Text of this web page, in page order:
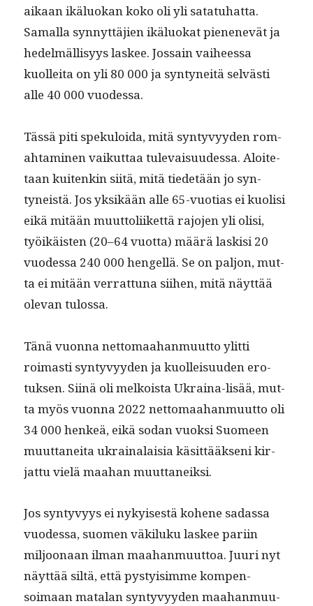
aikaan ikälu­okan koko oli yli satatuhat­ta.
Samal­la syn­nyt­täjien ikälu­okat pienenevät ja
hedelmäl­lisyys las­kee. Jos­sain vai­heessa
kuollei­ta on yli 80 000 ja syn­tyneitä selvästi
alle 40 000 vuodessa.
Tässä piti speku­loi­da, mitä syn­tyvyy­den rom­
ah­t­a­mi­nen vaikut­taa tule­vaisu­udessa. Aloite­
taan kuitenkin siitä, mitä tiede­tään jo syn­
tyneistä. Jos yksikään alle 65-vuo­tias ei kuolisi
eikä mitään muut­toli­iket­tä rajo­jen yli olisi,
työikäis­ten (20–64 vuot­ta) määrä lask­isi 20
vuodessa 240 000 hen­gel­lä. Se on paljon, mut­
ta ei mitään ver­rat­tuna siihen, mitä näyt­tää
ole­van tulossa.
Tänä vuon­na net­tomaa­han­muut­to ylit­ti
roimasti syn­tyvyy­den ja kuolleisu­u­den ero­
tuk­sen. Siinä oli melkoista Ukraina-lisää, mut­
ta myös vuon­na 2022 net­tomaa­han­muut­to oli
34 000 henkeä, eikä sodan vuok­si Suomeen
muut­tanei­ta ukrainalaisia käsit­tääk­seni kir­
jat­tu vielä maa­han muuttaneiksi.
Jos syn­tyvyys ei nykyis­es­tä kohene sadas­sa
vuodessa, suomen väk­iluku las­kee pari­in
miljoon­aan ilman maa­han­muut­toa. Juuri nyt
näyt­tää siltä, että pysty­isimme kom­pen­
soimaan mata­lan syn­tyvyy­den maa­han­muu­